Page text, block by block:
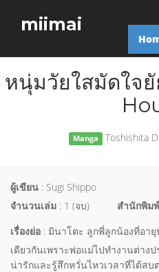
miimai
หนุ่มวัยใสมัดใจ
Manga Toshishita
ผู้เขียน : Sugi Shippo
จำนวนเล่ม : 1 (จบ) สำนักพิมพ์
เรื่องย่อ : มินาโตะ ลูกพี่ลูกน้องที่อา
เดียวกันเพราะพ่อแม่ไปทำงานต่าง
น่ารักและรู้สึกหวั่นไหวเวลาที่ได้สบ